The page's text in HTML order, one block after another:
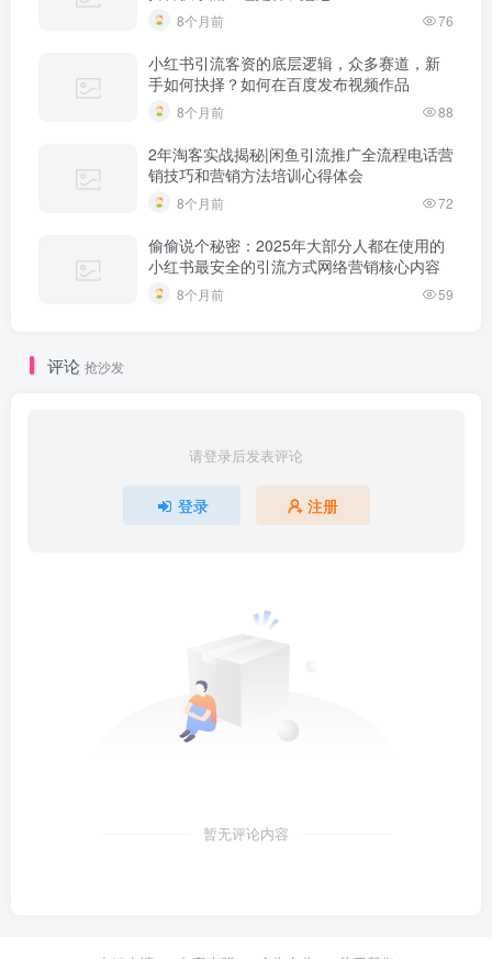
8个月前 76
小红书引流客资的底层逻辑，众多赛道，新
手如何抉择？如何在百度发布视频作品
8个月前 88
2年淘客实战揭秘|闲鱼引流推广全流程电话营
销技巧和营销方法培训心得体会
8个月前 72
偷偷说个秘密：2025年大部分人都在使用的
小红书最安全的引流方式网络营销核心内容
8个月前 59
评论 抢沙发
请登录后发表评论
登录 注册
暂无评论内容